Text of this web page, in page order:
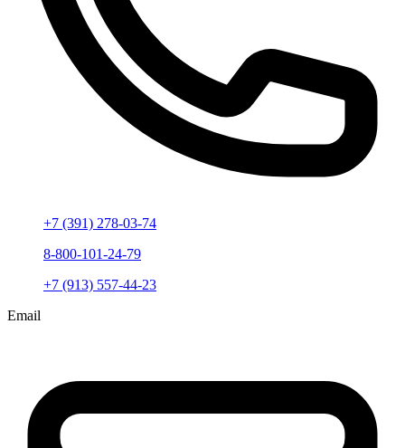
+7 (391) 278-03-74
8-800-101-24-79
+7 (913) 557-44-23
Email